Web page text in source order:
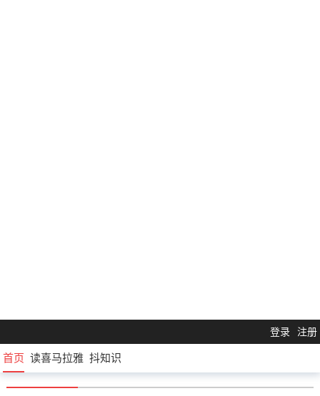
登录 注册
首页 读喜马拉雅 抖知识